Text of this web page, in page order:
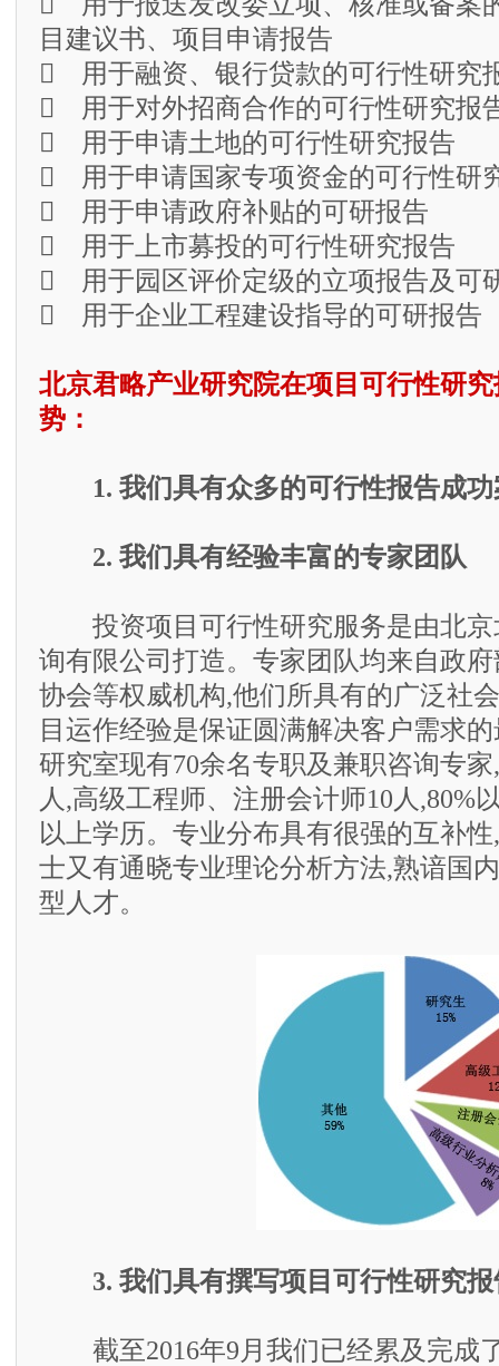
目建议书、项目申请报告
 用于融资、银行贷款的可行性研究
 用于对外招商合作的可行性研究报
 用于申请土地的可行性研究报告
 用于申请国家专项资金的可行性研
 用于申请政府补贴的可研报告
 用于上市募投的可行性研究报告
 用于园区评价定级的立项报告及可
 用于企业工程建设指导的可研报告
北京君略产业研究院在项目可行性研
势：
1. 我们具有众多的可行性报告成功
2. 我们具有经验丰富的专家团队
投资项目可行性研究服务是由北京
询有限公司打造。专家团队均来自政
协会等权威机构,他们所具有的广泛社
目运作经验是保证圆满解决客户需求
研究室现有70余名专职及兼职咨询专
人,高级工程师、注册会计师10人,80%
以上学历。专业分布具有很强的互补
士又有通晓专业理论分析方法,熟谙国
型人才。
3. 我们具有撰写项目可行性研究
截至2016年9月我们已经累及完成